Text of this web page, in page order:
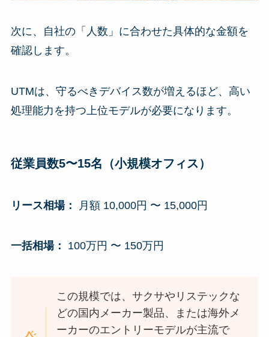
次に、自社の「人数」に合わせた具体的な金額を
確認します。
UTMは、守るべきデバイス数が増えるほど、高い
処理能力を持つ上位モデルが必要になります。
従業員数5〜15名（小規模オフィス）
リース相場： 月額 10,000円 〜 15,000円
一括相場： 100万円 〜 150万円
この規模では、サクサやリステックな
どの国内メーカー製品、または海外メ
ーカーのエントリーモデルが主流で